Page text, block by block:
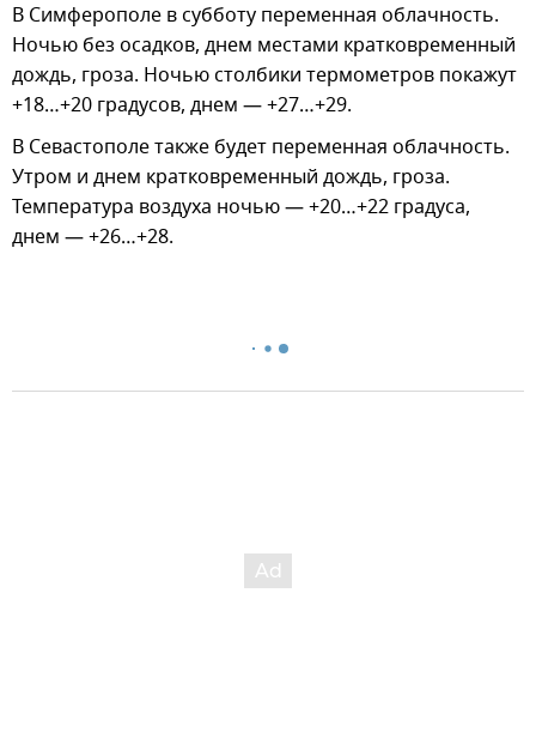
В Симферополе в субботу переменная облачность.
Ночью без осадков, днем местами кратковременный
дождь, гроза. Ночью столбики термометров покажут
+18…+20 градусов, днем — +27…+29.
В Севастополе также будет переменная облачность.
Утром и днем кратковременный дождь, гроза.
Температура воздуха ночью — +20…+22 градуса,
днем — +26…+28.